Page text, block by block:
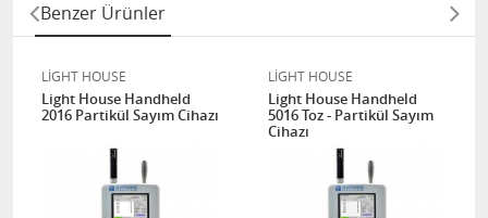
Benzer Ürünler
LİGHT HOUSE
Light House Handheld
2016 Partikül Sayım Cihazı
LİGHT HOUSE
Light House Handheld
5016 Toz - Partikül Sayım
Cihazı